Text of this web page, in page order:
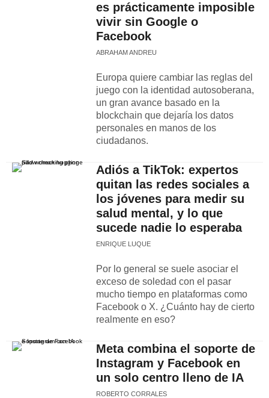
es prácticamente imposible
vivir sin Google o
Facebook
ABRAHAM ANDREU
Europa quiere cambiar las reglas del
juego con la identidad autosoberana,
un gran avance basado en la
blockchain que dejaría los datos
personales en manos de los
ciudadanos.
Adiós a TikTok: expertos
quitan las redes sociales a
los jóvenes para medir su
salud mental, y lo que
sucede nadie lo esperaba
ENRIQUE LUQUE
Por lo general se suele asociar el
exceso de soledad con el pasar
mucho tiempo en plataformas como
Facebook o X. ¿Cuánto hay de cierto
realmente en eso?
Meta combina el soporte de
Instagram y Facebook en
un solo centro lleno de IA
ROBERTO CORRALES